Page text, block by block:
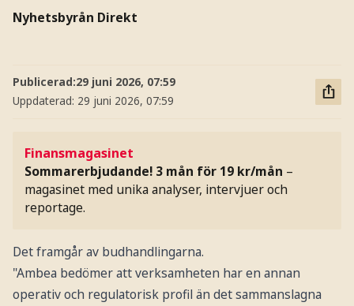
Nyhetsbyrån Direkt
Publicerad:29 juni 2026, 07:59
Uppdaterad: 29 juni 2026, 07:59
Finansmagasinet
Sommarerbjudande! 3 mån för 19 kr/mån –
magasinet med unika analyser, intervjuer och
reportage.
Det framgår av budhandlingarna.
"Ambea bedömer att verksamheten har en annan
operativ och regulatorisk profil än det sammanslagna